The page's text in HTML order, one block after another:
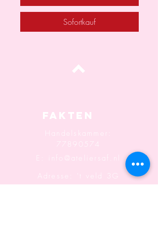
Sofortkauf
Fakten
Handelskammer:
77890574
info@ateliersaf.nl
Adresse: 't veld 3G